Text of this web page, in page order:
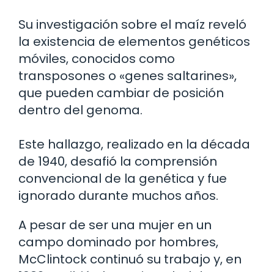
Su investigación sobre el maíz reveló
la existencia de elementos genéticos
móviles, conocidos como
transposones o «genes saltarines»,
que pueden cambiar de posición
dentro del genoma.
Este hallazgo, realizado en la década
de 1940, desafió la comprensión
convencional de la genética y fue
ignorado durante muchos años.
A pesar de ser una mujer en un
campo dominado por hombres,
McClintock continuó su trabajo y, en